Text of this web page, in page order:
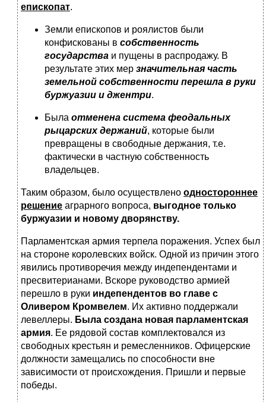
епископат.
Земли епископов и роялистов были
конфискованы в собственность
государства и пущены в распродажу. В
результате этих мер значительная часть
земельной собственности перешла в руки
буржуазии и джентри.
Была отменена система феодальных
рыцарских держаний, которые были
превращены в свободные держания, т.е.
фактически в частную собственность
владельцев.
Таким образом, было осуществлено одностороннее
решение аграрного вопроса, выгодное только
буржуазии и новому дворянству.
Парламентская армия терпела поражения. Успех был
на стороне королевских войск. Одной из причин этого
явились противоречия между индепендентами и
пресвитерианами. Вскоре руководство армией
перешло в руки индепендентов во главе с
Оливером Кромвелем. Их активно поддержали
левеллеры. Была создана новая парламентская
армия. Ее рядовой состав комплектовался из
свободных крестьян и ремесленников. Офицерские
должности замещались по способности вне
зависимости от происхождения. Пришли и первые
победы.